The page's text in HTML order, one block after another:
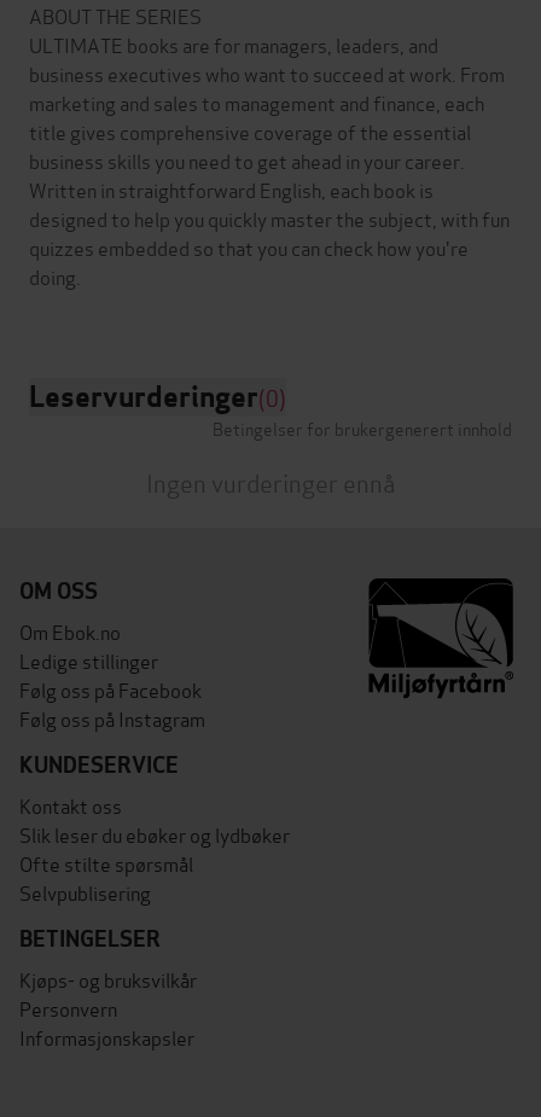
ABOUT THE SERIES
ULTIMATE books are for managers, leaders, and
business executives who want to succeed at work. From
marketing and sales to management and finance, each
title gives comprehensive coverage of the essential
business skills you need to get ahead in your career.
Written in straightforward English, each book is
designed to help you quickly master the subject, with fun
quizzes embedded so that you can check how you're
doing.
Leservurderinger(0)
Betingelser for brukergenerert innhold
Ingen vurderinger ennå
OM OSS
Om Ebok.no
Ledige stillinger
Følg oss på Facebook
Følg oss på Instagram
KUNDESERVICE
Kontakt oss
Slik leser du ebøker og lydbøker
Ofte stilte spørsmål
Selvpublisering
BETINGELSER
Kjøps- og bruksvilkår
Personvern
Informasjonskapsler